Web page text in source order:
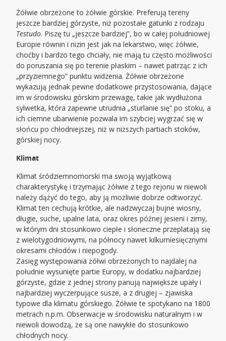
Żółwie obrzeżone to żółwie górskie. Preferują tereny
jeszcze bardziej górzyste, niż pozostałe gatunki z rodzaju
Testudo. Piszę tu „jeszcze bardziej”, bo w całej południowej
Europie równin i nizin jest jak na lekarstwo, więc żółwie,
choćby i bardzo tego chciały, nie mają tu często możliwości
do poruszania się po terenie płaskim – nawet patrząc z ich
„przyziemnego” punktu widzenia. Żółwie obrzeżone
wykazują jednak pewne dodatkowe przystosowania, dające
im w środowisku górskim przewagę, takie jak wydłużona
sylwetka, która zapewne utrudnia „sturlanie się” po stoku, a
ich ciemne ubarwienie pozwala im szybciej wygrzać się w
słońcu po chłodniejszej, niż w niższych partiach stoków,
górskiej nocy.
Klimat
Klimat śródziemnomorski ma swoją wyjątkową
charakterystykę i trzymając żółwie z tego rejonu w niewoli
należy dążyć do tego, aby ją możliwie dobrze odtworzyć.
Klimat ten cechują krótkie, ale nadzwyczaj bujne wiosny,
długie, suche, upalne lata, oraz okres późnej jesieni i zimy,
w którym dni stosunkowo ciepłe i słoneczne przeplatają się
z wielotygodniowymi, na północy nawet kilkumiesięcznymi
okresami chłodów i niepogody.
Zasięg występowania żółwi obrzeżonych to najdalej na
południe wysunięte partie Europy, w dodatku najbardziej
górzyste, gdzie z jednej strony panują największe upały i
najbardziej wyczerpujące susze, a z drugiej – zjawiska
typowe dla klimatu górskiego. Żółwie te spotykano na 1800
metrach n.p.m. Obserwacje w środowisku naturalnym i w
niewoli dowodzą, że są one nawykłe do stosunkowo
chłodnych nocy.